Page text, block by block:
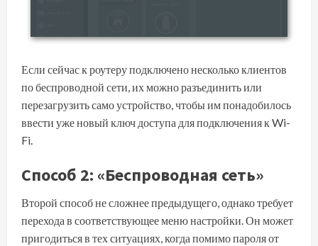
Если сейчас к роутеру подключено несколько клиентов
по беспроводной сети, их можно разъединить или
перезагрузить само устройство, чтобы им понадобилось
ввести уже новый ключ доступа для подключения к Wi-
Fi.
Способ 2: «Беспроводная сеть»
Второй способ не сложнее предыдущего, однако требует
перехода в соответствующее меню настройки. Он может
пригодиться в тех ситуациях, когда помимо пароля от